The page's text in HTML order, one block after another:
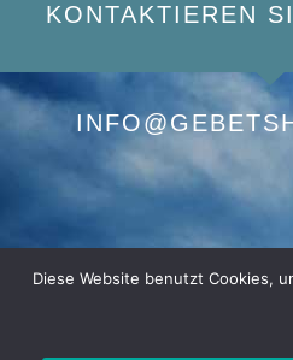
KONTAKTIEREN
Diese Website benutzt Cookies,